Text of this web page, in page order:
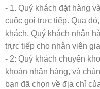
- 1. Quý khách đặt hàng
cuộc gọi trực tiếp. Qua
khách. Quý khách nhận
trực tiếp cho nhân viên
- 2: Quý khách chuyển
khoản nhân hàng, và
bạn đã chọn về địa chỉ